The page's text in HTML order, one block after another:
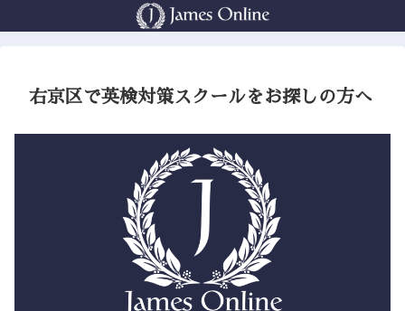
右京区で英検対策スクールをお探しの方へ